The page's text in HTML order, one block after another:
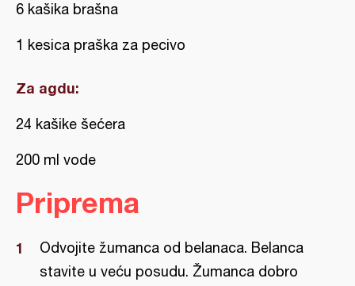
6 kašika brašna
1 kesica praška za pecivo
Za agdu:
24 kašike šećera
200 ml vode
Priprema
Odvojite žumanca od belanaca. Belanca
stavite u veću posudu. Žumanca dobro